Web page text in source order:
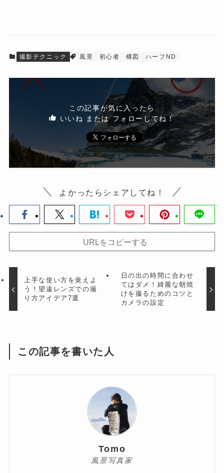
撮影テクニック 風景 初心者 構図 ハーフND
この記事が気に入ったら
いいね または フォローしてね！
よかったらシェアしてね！
URLをコピーする
上手な使い方を覚えよ
う！望遠レンズでの撮
り方アイデア7選
日の出の時間に合わせ
てはダメ！綺麗な朝焼
けを撮るためのコツと
カメラの設定
この記事を書いた人
Tomo
風景写真家